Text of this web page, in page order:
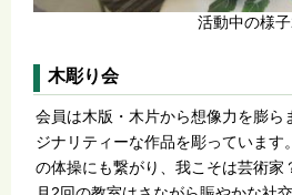
活動中の様
木彫り会
会員は木版・木片から想像力を膨ら
ジナリティーな作品を彫っています
の体操にも繋がり、我こそは芸術家